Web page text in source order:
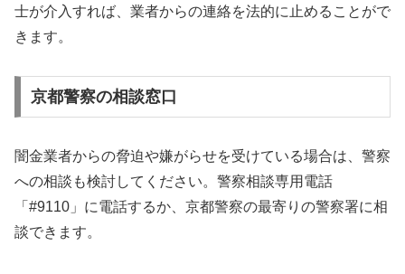
士が介入すれば、業者からの連絡を法的に止めることがで
きます。
京都警察の相談窓口
闇金業者からの脅迫や嫌がらせを受けている場合は、警察
への相談も検討してください。警察相談専用電話
「#9110」に電話するか、京都警察の最寄りの警察署に相
談できます。